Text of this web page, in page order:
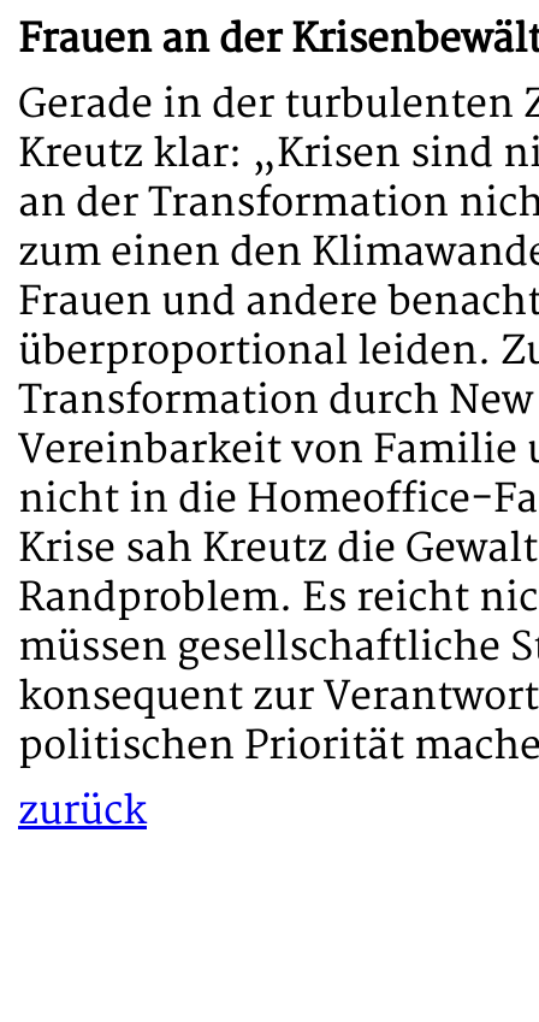
Frauen an der
Gerade in der turbulenten
Kreutz klar: „Krisen sind
an der Transformation
zum einen den
Frauen und andere
überproportional leiden.
Transformation durch
Vereinbarkeit von Familie
nicht in die Homeoffice-
Krise sah Kreutz die
Randproblem. Es reicht
müssen gesellschaftliche
konsequent zur
politischen Priorität
zurück